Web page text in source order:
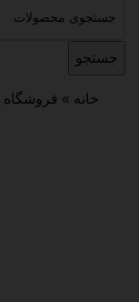
جستجو
خانه » فروشگاه